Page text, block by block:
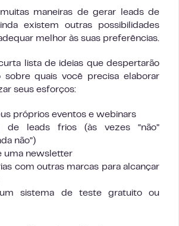
maneiras de gerar leads de
existem outras possibilidades
melhor às suas preferências.
lista de ideias que despertarão
sobre quais você precisa elaborar
seus esforços:
próprios eventos e webinars
de leads frios (às vezes “não”
não”)
uma newsletter
com outras marcas para alcançar
sistema de teste gratuito ou